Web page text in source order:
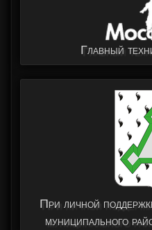
Главный
При личной
муниципального